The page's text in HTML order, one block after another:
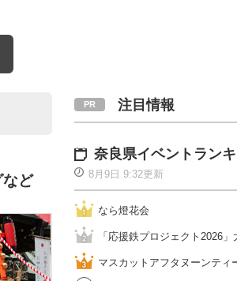
ど
注目情報
奈良県イベントラン
8月9日 9:32更新
なら燈花会
「応援鉄プロジェクト2026
マスカットアフタヌーンティ